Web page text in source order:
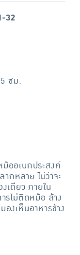
32
ซม.
ออเนกประสงค์
กหลาย ไม่ว่าจะ
เดียว ภายใน
รไม่ติดหม้อ ล้าง
งเห็นอาหารข้าง